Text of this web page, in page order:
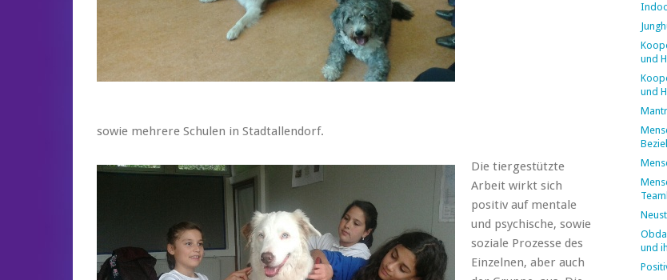
sowie mehrere Schulen in Stadtallendorf.
Die tiergestützte
Arbeit wirkt sich
positiv auf mentale
und psychische, sowie
soziale Prozesse des
Einzelnen, aber auch
und
und
und